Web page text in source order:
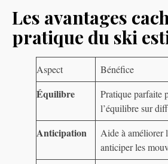
Les avantages
pratique du ski
Aspect Bénéfice
Équilibre
Pratique parfaite
l’équilibre sur
Anticipation
Aide à améliorer
anticiper les